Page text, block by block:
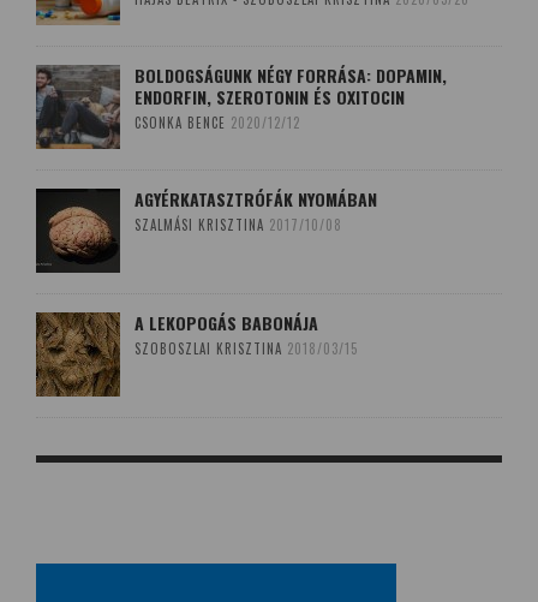
BOLDOGSÁGUNK NÉGY FORRÁSA: DOPAMIN,
ENDORFIN, SZEROTONIN ÉS OXITOCIN
CSONKA BENCE 2020/12/12
AGYÉRKATASZTRÓFÁK NYOMÁBAN
SZALMÁSI KRISZTINA 2017/10/08
A LEKOPOGÁS BABONÁJA
SZOBOSZLAI KRISZTINA 2018/03/15